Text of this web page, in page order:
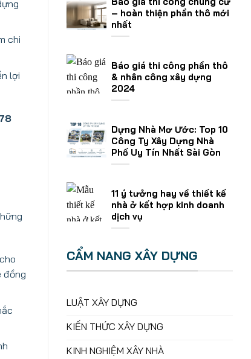
chi
lợi
đồng
– hoàn thiện phần thô mới
nhất
Báo giá thi công phần thô
& nhân công xây dựng
2024
Dựng Nhà Mơ Ước: Top 10
Công Ty Xây Dựng Nhà
Phố Uy Tín Nhất Sài Gòn
11 ý tưởng hay về thiết kế
nhà ở kết hợp kinh doanh
dịch vụ
CẨM NANG XÂY DỰNG
LUẬT XÂY DỰNG
KIẾN THỨC XÂY DỰNG
KINH NGHIỆM XÂY NHÀ